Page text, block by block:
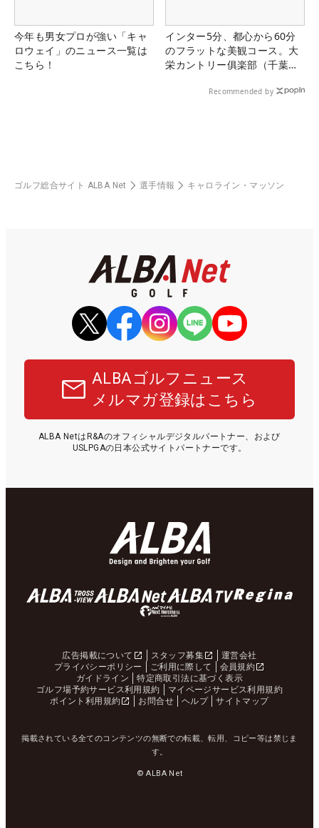
今年も男女プロが強い「キャ
ロウェイ」のニュース一覧は
こちら！
インター5分、都心から60分
のフラットな美観コース。大
栄カントリー俱楽部（千葉
Recommended by
ゴルフ総合サイト ALBA Net 選手情報 キャロライン・マッソン
ALBAゴルフニュース
メルマガ登録はこちら
ALBA NetはR&Aのオフィシャルデジタルパートナー、および
USLPGAの日本公式サイトパートナーです。
広告掲載について スタッフ募集
運営会社
プライバシーポリシー
ご利用に際して
会員規約
ガイドライン
特定商取引法に基づく表示
ゴルフ場予約サービス利用規約
マイページサービス利用規約
ポイント利用規約
お問合せ ヘルプ サイトマップ
掲載されている全てのコンテンツの無断での転載、転用、コピー等は禁じま
す。
© ALBA Net